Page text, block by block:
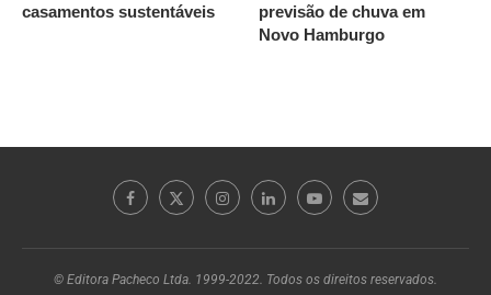
casamentos sustentáveis
previsão de chuva em
Novo Hamburgo
© Editora Pacheco Ltda. 1999-2022. Todos os direitos reservados.